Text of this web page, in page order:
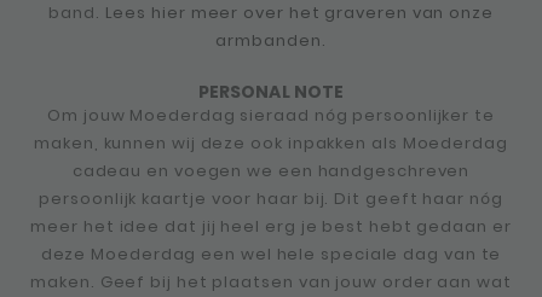
band. Lees hier meer over het graveren van onze
armbanden.
PERSONAL NOTE
Om jouw Moederdag sieraad nóg persoonlijker te
maken, kunnen wij deze ook inpakken als Moederdag
cadeau en voegen we een handgeschreven
persoonlijk kaartje voor haar bij. Dit geeft haar nóg
meer het idee dat jij heel erg je best hebt gedaan er
deze Moederdag een wel hele speciale dag van te
maken. Geef bij het plaatsen van jouw order aan wat